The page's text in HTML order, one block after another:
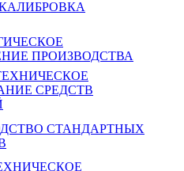
ПРОИЗВОДСТВА
СРЕДСТВ
СТАНДАРТНЫХ